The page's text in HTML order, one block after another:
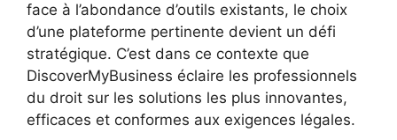
face à l’abondance d’outils existants, le choix
d’une plateforme pertinente devient un défi
stratégique. C’est dans ce contexte que
DiscoverMyBusiness éclaire les professionnels
du droit sur les solutions les plus innovantes,
efficaces et conformes aux exigences légales.